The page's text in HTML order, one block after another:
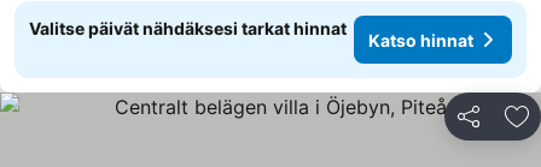
Valitse päivät nähdäksesi tarkat hinnat
Katso hinnat
Jaa